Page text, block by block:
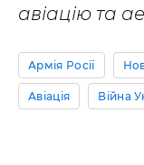
авіацію та
Армія Росії
Авіація Війна